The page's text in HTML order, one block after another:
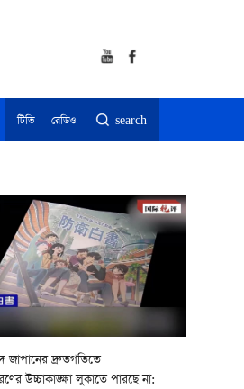
টিভি রেডিও search
জাপানের দ্রুতগতিতে
উচ্চাকাঙ্ক্ষা লুকাতে পারছে না: